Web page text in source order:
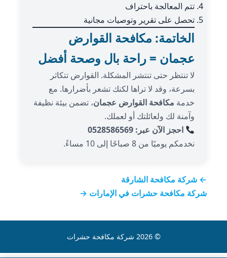
تتم المعالجة باحتراف
تحصل على تقرير وتوصيات مجانية
الخاتمة: مكافحة القوارض
عجمان = راحة بال وصحة أفضل
لا تنتظر حتى تنتشر المشكلة. القوارض تتكاثر
بسرعة، وقد لا تراها لكنك تشعر بأضرارها. مع
خدمة مكافحة القوارض عجمان، تضمن بيئة نظيفة
وآمنة لك ولعائلتك أو لعملك.
احجز الآن عبر: 0528586569
نخدمكم يوميًا من 8 صباحًا إلى 10 مساءً.
← شركة مكافحة الشارقة
شركة مكافحة حشرات في الإمارات →
© 2026 شركة مكافحة حشرات